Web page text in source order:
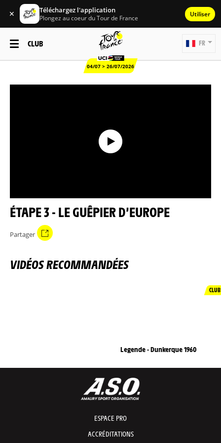
✕ Téléchargez l'application
Plongez au coeur du Tour de France Utiliser
CLUB
04/07 > 26/07/2026
FR
ÉTAPE 3 - LE GUÊPIER D’EUROPE
Partager
VIDÉOS RECOMMANDÉES
CLUB
Legende - Dunkerque 1960
ESPACE PRO
ACCRÉDITATIONS